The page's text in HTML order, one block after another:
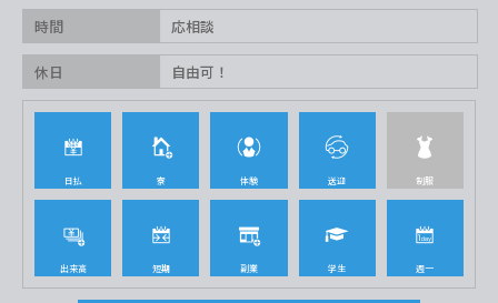
時間 応相談
休日 自由可！
日払 寮 体験 送迎 制服
出来高 短期 副業 学生 週一